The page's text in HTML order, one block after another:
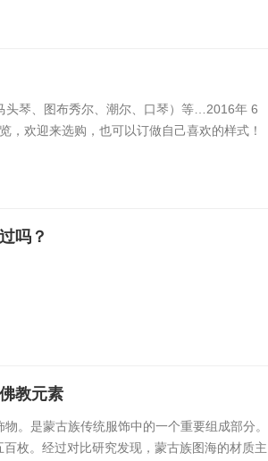
头琴、图布秀尔、潮尔、口琴）等…2016年 6
，欢迎来选购，也可以订做自己喜欢的样式！
吗？
教元素
。是蒙古族传统服饰中的一个重要组成部分。
枚。经过对比研究发现，蒙古族图海的材质主